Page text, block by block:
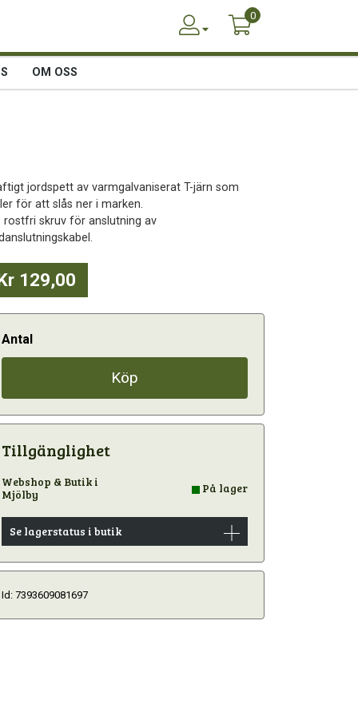
0
OM OSS
jordspett av varmgalvaniserat T-järn som
för att slås ner i marken.
rostfri skruv för anslutning av
129,00
Antal
Köp
Tillgänglighet
Webshop & Butik i
Mjölby
På lager
Se lagerstatus i butik
Id: 7393609081697